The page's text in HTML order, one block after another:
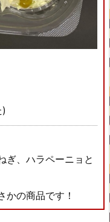
ぎ、ハラペーニョと
かの商品です！